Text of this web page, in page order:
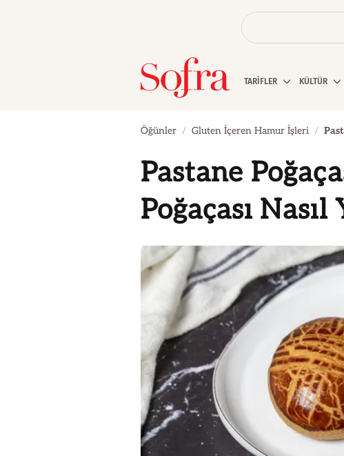
TARİFLER KÜLTÜR
Öğünler Gluten İçeren Hamur İşleri
Pastane
Poğaçası Nasıl